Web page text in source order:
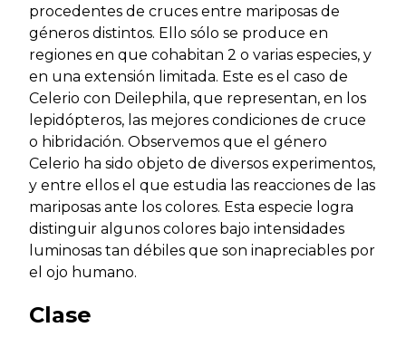
procedentes de cruces entre mariposas de
géneros distintos. Ello sólo se produce en
regiones en que cohabitan 2 o varias especies, y
en una extensión limitada. Este es el caso de
Celerio con Deilephila, que representan, en los
lepidópteros, las mejores condiciones de cruce
o hibridación. Observemos que el género
Celerio ha sido objeto de diversos experimentos,
y entre ellos el que estudia las reacciones de las
mariposas ante los colores. Esta especie logra
distinguir algunos colores bajo intensidades
luminosas tan débiles que son inapreciables por
el ojo humano.
Clase